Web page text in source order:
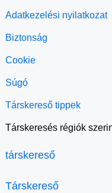
Adatkezelési nyilatkozat
Biztonság
Cookie
Súgó
Társkereső tippek
Társkeresés régiók
társkereső
Társkereső